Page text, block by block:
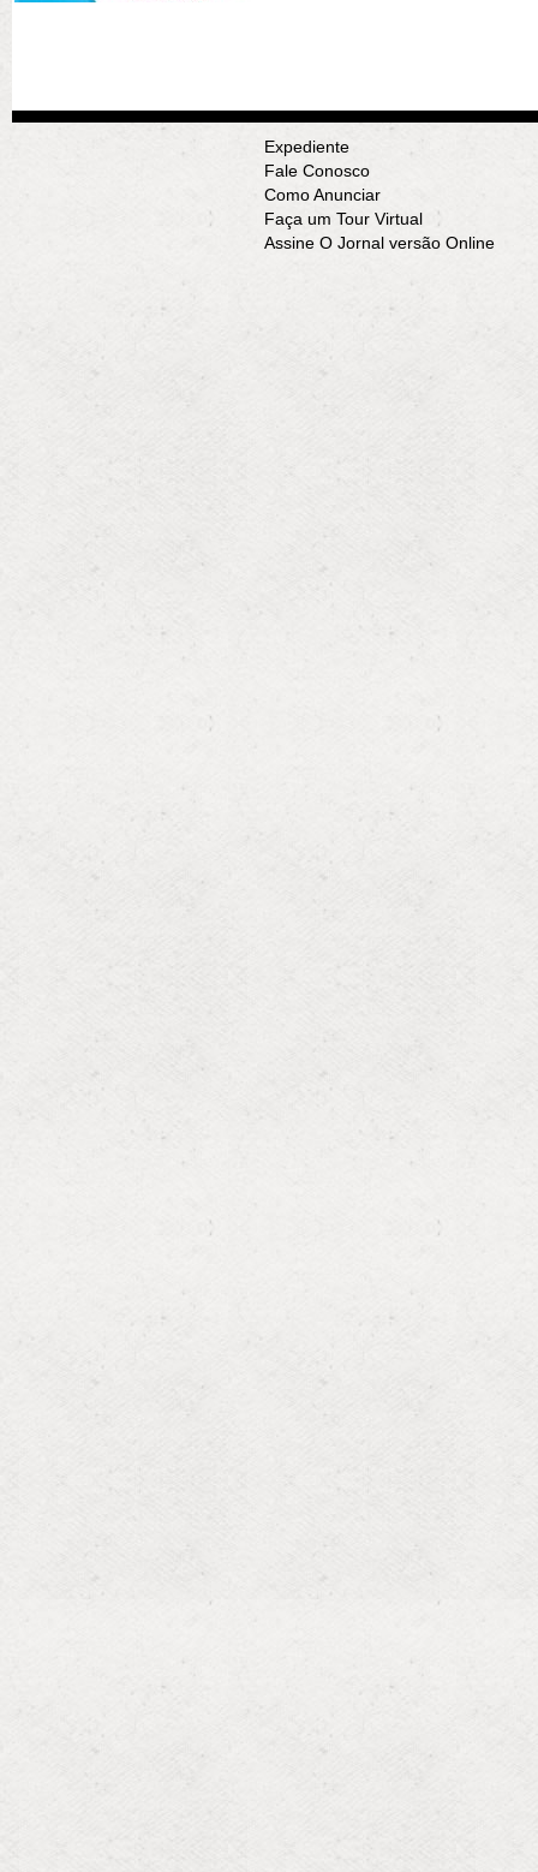
Expediente
Fale Conosco
Como Anunciar
Faça um Tour Virtual
Assine O Jornal versão Online